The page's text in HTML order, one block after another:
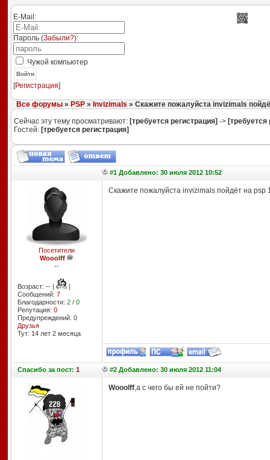
E-Mail:
Пароль (Забыли?):
Чужой компьютер
Войти
[Регистрация]
Все форумы» PSP» Invizimals » Скажите пожалуйста invizimals
Сейчас эту тему просматривают: [требуется регистрация] -> [требуется
Гостей: [требуется регистрация]
#1 Добавлено: 30 июля 2012 10:52
Посетители
Wooolff
--
Возраст: -- |
|
Сообщений: 7
Благодарности: 2/ 0
Репутация: 0
Предупреждений: 0
Друзья
Тут: 14 лет 2 месяцa
Скажите пожалуйста invizimals пойдёт на psp
Спасибоза пост: 1 #2 Добавлено: 30 июля 2012 11:04
Wooolff,а с чего бы ей не пойти?